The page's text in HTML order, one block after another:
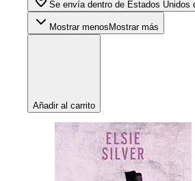
Se envía dentro de Estados Unidos
Mostrar menos Mostrar más
Añadir al carrito